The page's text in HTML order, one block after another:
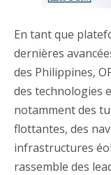
En tant que
dernières
des Philippines,
des technologies
notamment des
flottantes, des
infrastructures
rassemble des